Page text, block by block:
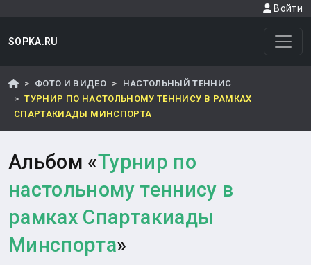
Войти
SOPKA.RU
ФОТО И ВИДЕО
НАСТОЛЬНЫЙ ТЕННИС
ТУРНИР ПО НАСТОЛЬНОМУ ТЕННИСУ В РАМКАХ
СПАРТАКИАДЫ МИНСПОРТА
Альбом «Турнир по
настольному теннису в
рамках Спартакиады
Минспорта»